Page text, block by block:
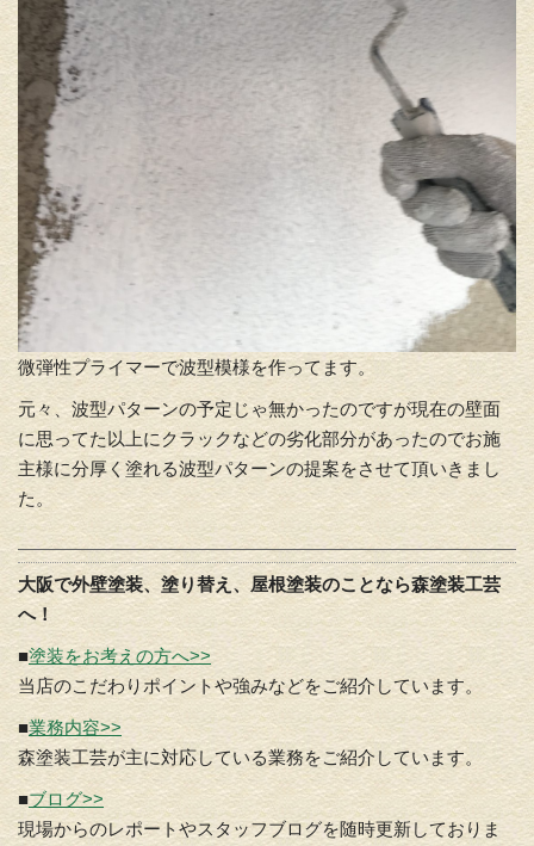
微弾性プライマーで波型模様を作ってます。
元々、波型パターンの予定じゃ無かったのですが現在の壁面
に思ってた以上にクラックなどの劣化部分があったのでお施
主様に分厚く塗れる波型パターンの提案をさせて頂いきまし
た。
大阪で外壁塗装、塗り替え、屋根塗装のことなら森塗装工芸
へ！
■塗装をお考えの方へ>>
当店のこだわりポイントや強みなどをご紹介しています。
■業務内容>>
森塗装工芸が主に対応している業務をご紹介しています。
■ブログ>>
現場からのレポートやスタッフブログを随時更新しておりま